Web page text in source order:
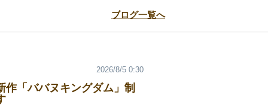
ブログ一覧へ
作「ババヌキングダム」制
2026/8/5 0:30